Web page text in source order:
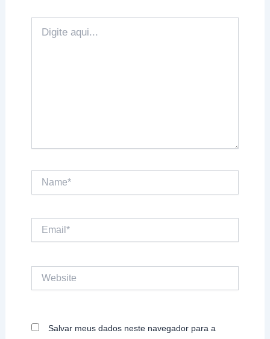
aqui...
Email*
Salvar meus dados neste navegador para a